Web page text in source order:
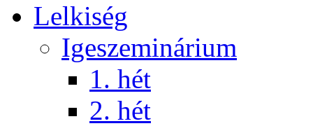
Lelkiség
Igeszeminárium
1. hét
2. hét